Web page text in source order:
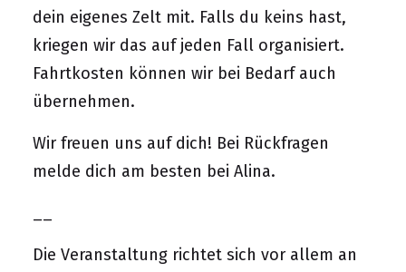
dein eigenes Zelt mit. Falls du keins hast,
kriegen wir das auf jeden Fall organisiert.
Fahrtkosten können wir bei Bedarf auch
übernehmen.
Wir freuen uns auf dich! Bei Rückfragen
melde dich am besten bei Alina.
Die Veranstaltung richtet sich vor allem an